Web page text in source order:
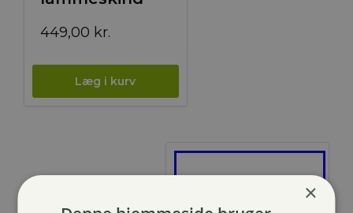
449,00 kr.
×